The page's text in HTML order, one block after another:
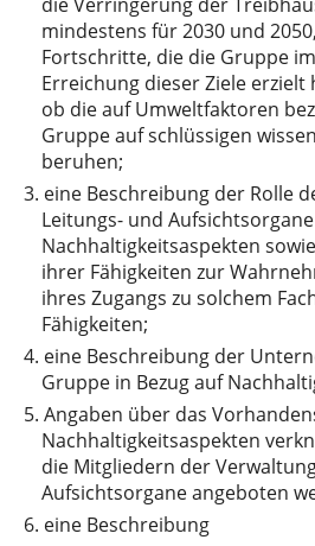
mindestens für 2030 und
Fortschritte, die die Gruppe
Erreichung dieser Ziele
ob die auf Umweltfaktoren
Gruppe auf schlüssigen
beruhen;
3. eine Beschreibung der Rolle
Leitungs- und
Nachhaltigkeitsaspekten
ihrer Fähigkeiten zur
ihres Zugangs zu solchem
Fähigkeiten;
4. eine Beschreibung der
Gruppe in Bezug auf
5. Angaben über das
Nachhaltigkeitsaspekten
die Mitgliedern der
Aufsichtsorgane angeboten
6. eine Beschreibung